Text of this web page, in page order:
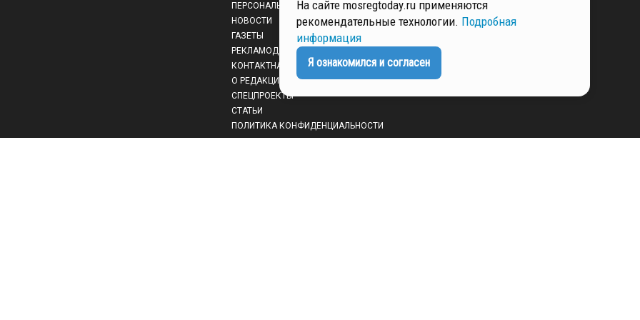
ПЕРСОНАЛЬНЫХ ДАННЫХ
НОВОСТИ
ГАЗЕТЫ
РЕКЛАМОДАТЕЛЯМ
КОНТАКТНАЯ ИНФОРМАЦИЯ
О РЕДАКЦИИ
СПЕЦПРОЕКТЫ
СТАТЬИ
ПОЛИТИКА КОНФИДЕНЦИАЛЬНОСТИ
На сайте mosregtoday.ru применяются
рекомендательные технологии. Подробная
информация
Я ознакомился и согласен